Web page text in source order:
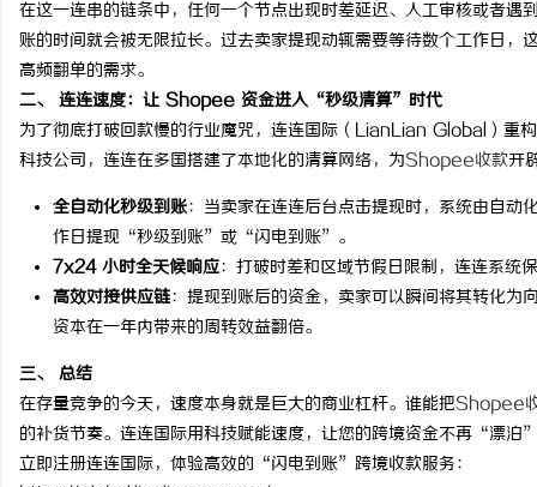
在这一连串的链条中，任何一个节点出现时差延迟、人工审核或者
账的时间就会被无限拉长。过去卖家提现动辄需要等待数个工作日
高频翻单的需求。
二、 连连速度：让 Shopee 资金进入“秒级清算”时代
为了彻底打破回款慢的行业魔咒，连连国际（LianLian Global）重
科技公司，连连在多国搭建了本地化的清算网络，为Shopee收款开
全自动化秒级到账：当卖家在连连后台点击提现时，系统由自动
作日提现“秒级到账”或“闪电到账”。
7x24 小时全天候响应：打破时差和区域节假日限制，连连系统
高效对接供应链：提现到账后的资金，卖家可以瞬间将其转化为
资本在一年内带来的周转效益翻倍。
三、 总结
在存量竞争的今天，速度本身就是巨大的商业杠杆。谁能把Shopee
的补货节奏。连连国际用科技赋能速度，让您的跨境资金不再“漂泊
立即注册连连国际，体验高效的“闪电到账”跨境收款服务：